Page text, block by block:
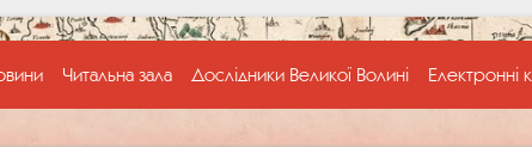
Читальна зала Дослідники Великої Волині Електронні